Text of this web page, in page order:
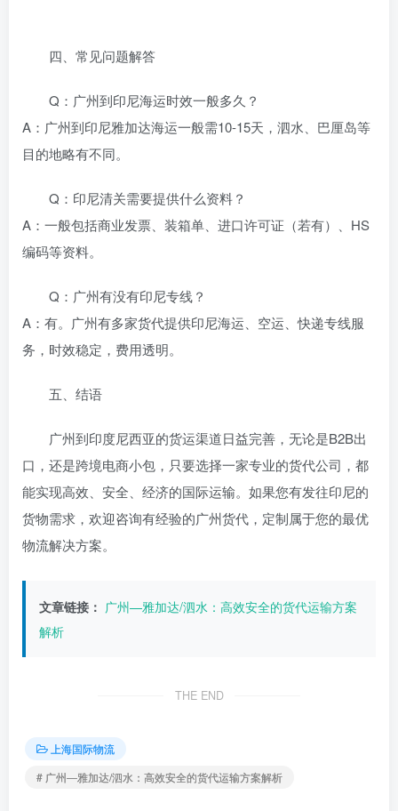
四、常见问题解答
Q：广州到印尼海运时效一般多久？
A：广州到印尼雅加达海运一般需10-15天，泗水、巴厘岛等
目的地略有不同。
Q：印尼清关需要提供什么资料？
A：一般包括商业发票、装箱单、进口许可证（若有）、HS
编码等资料。
Q：广州有没有印尼专线？
A：有。广州有多家货代提供印尼海运、空运、快递专线服
务，时效稳定，费用透明。
五、结语
广州到印度尼西亚的货运渠道日益完善，无论是B2B出
口，还是跨境电商小包，只要选择一家专业的货代公司，都
能实现高效、安全、经济的国际运输。如果您有发往印尼的
货物需求，欢迎咨询有经验的广州货代，定制属于您的最优
物流解决方案。
文章链接： 广州—雅加达/泗水：高效安全的货代运输方案
解析
THE END
上海国际物流
# 广州—雅加达/泗水：高效安全的货代运输方案解析